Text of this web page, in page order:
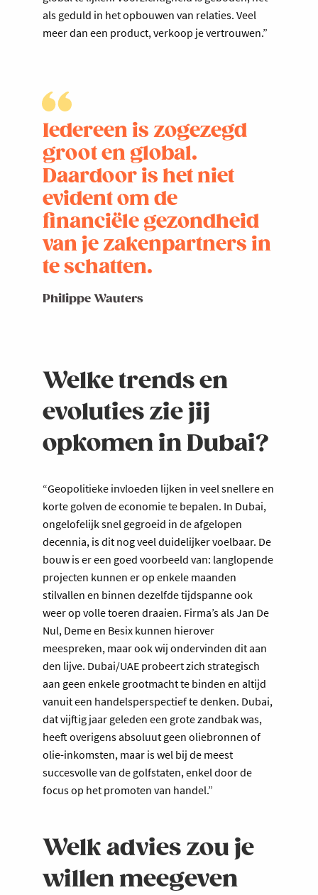
als geduld in het opbouwen van relaties. Veel
meer dan een product, verkoop je vertrouwen.”
Iedereen is zogezegd
groot en global.
Daardoor is het niet
evident om de
financiële gezondheid
van je zakenpartners in
te schatten.
Philippe Wauters
Welke trends en
evoluties zie jij
opkomen in Dubai?
“Geopolitieke invloeden lijken in veel snellere en
korte golven de economie te bepalen. In Dubai,
ongelofelijk snel gegroeid in de afgelopen
decennia, is dit nog veel duidelijker voelbaar. De
bouw is er een goed voorbeeld van: langlopende
projecten kunnen er op enkele maanden
stilvallen en binnen dezelfde tijdspanne ook
weer op volle toeren draaien. Firma’s als Jan De
Nul, Deme en Besix kunnen hierover
meespreken, maar ook wij ondervinden dit aan
den lijve. Dubai/UAE probeert zich strategisch
aan geen enkele grootmacht te binden en altijd
vanuit een handelsperspectief te denken. Dubai,
dat vijftig jaar geleden een grote zandbak was,
heeft overigens absoluut geen oliebronnen of
olie-inkomsten, maar is wel bij de meest
succesvolle van de golfstaten, enkel door de
focus op het promoten van handel.”
Welk advies zou je
willen meegeven